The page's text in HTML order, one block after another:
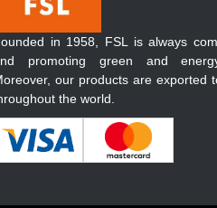
in 1958, FSL is always
promoting green and
our products are exported
the world.